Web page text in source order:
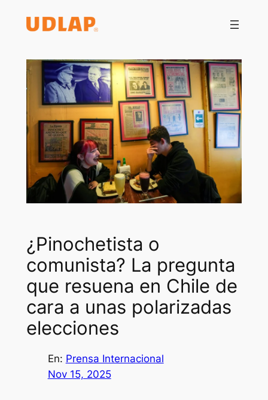
¿Pinochetista o
comunista? La pregunta
que resuena en Chile de
cara a unas polarizadas
elecciones
En: Prensa Internacional
Nov 15, 2025